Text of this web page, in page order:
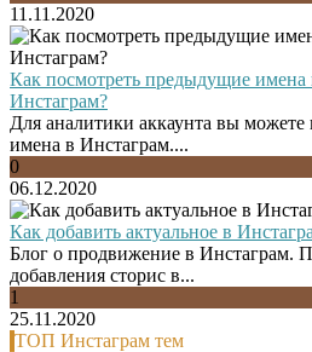
11.11.2020
Как посмотреть предыдущие имена
Инстаграм?
Для аналитики аккаунта вы
имена в Инстаграм....
0
06.12.2020
Как добавить актуальное в
Блог о продвижение в Инстаграм.
добавления сторис в...
1
25.11.2020
ТОП Инстаграм тем